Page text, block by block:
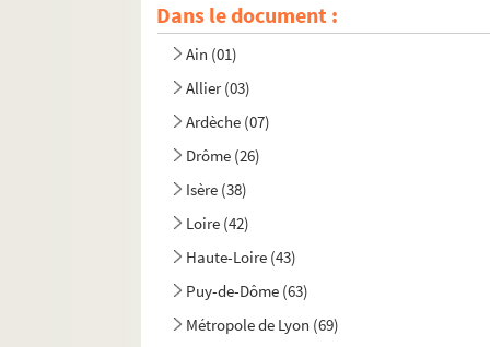
Dans le document :
Ain (01)
Allier (03)
Ardèche (07)
Drôme (26)
Isère (38)
Loire (42)
Haute-Loire (43)
Puy-de-Dôme (63)
Métropole de Lyon (69)